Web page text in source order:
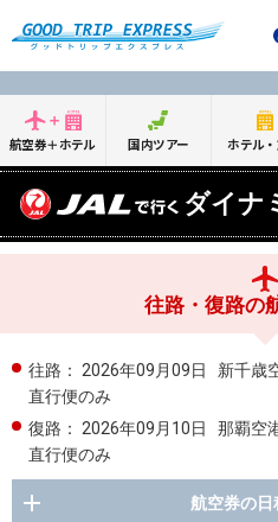
航空券＋ホテル 国内ツアー ホテル
ダイナ
往路・復路の
往路： 2026年09月09日 新千歳
直行便のみ
復路：
2026年09月10日 那覇空
直行便のみ
航空券の日